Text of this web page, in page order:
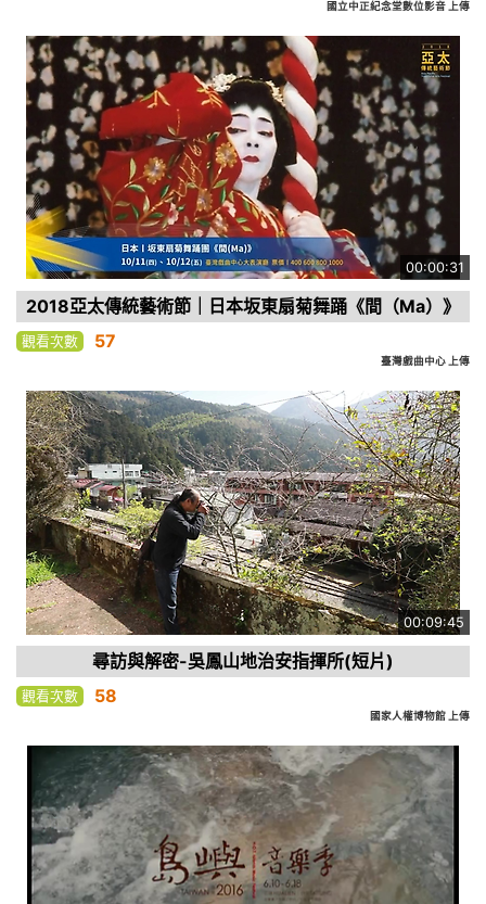
國立中正紀念堂數位影音 上傳
00:00:31
2018亞太傳統藝術節｜日本坂東扇菊舞踊《間（Ma）》
觀看次數 57
臺灣戲曲中心 上傳
00:09:45
尋訪與解密-吳鳳山地治安指揮所(短片)
觀看次數 58
國家人權博物館 上傳